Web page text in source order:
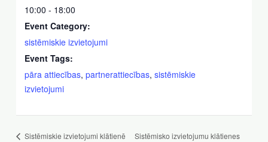
10:00 - 18:00
Event Category:
sistēmiskie izvietojumi
Event Tags:
pāra attiecības,partnerattiecības,sistēmiskie
izvietojumi
Sistēmiskie izvietojumi klātienē
Sistēmisko izvietojumu klātienes